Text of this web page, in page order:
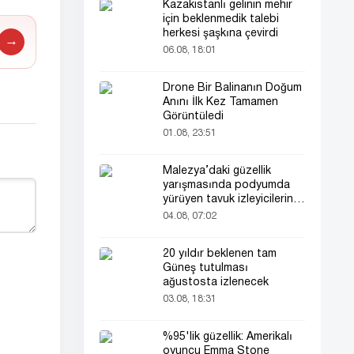
→
Kazakistanlı gelinin mehir
için beklenmedik talebi
herkesi şaşkına çevirdi
06.08, 18:01
Drone Bir Balinanın Doğum
Anını İlk Kez Tamamen
Görüntüledi
01.08, 23:51
Malezya’daki güzellik
yarışmasında podyumda
yürüyen tavuk izleyicilerin
ilgisini çekti
04.08, 07:02
20 yıldır beklenen tam
Güneş tutulması
ağustosta izlenecek
03.08, 18:31
%95'lik güzellik: Amerikalı
oyuncu Emma Stone